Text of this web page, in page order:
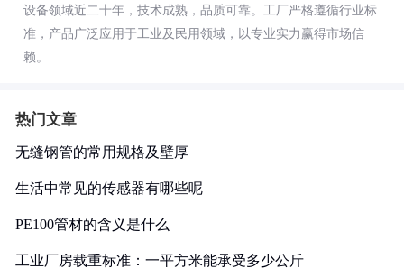
设备领域近二十年，技术成熟，品质可靠。工厂严格遵循行业标
准，产品广泛应用于工业及民用领域，以专业实力赢得市场信
赖。
热门文章
无缝钢管的常用规格及壁厚
生活中常见的传感器有哪些呢
PE100管材的含义是什么
工业厂房载重标准：一平方米能承受多少公斤